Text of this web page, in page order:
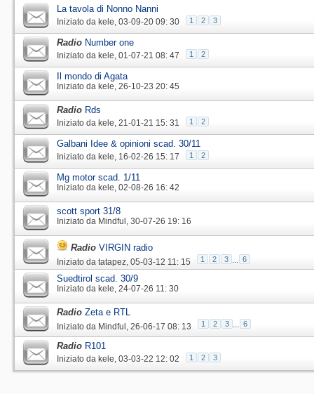
La tavola di Nonno Nanni
Iniziato da kele‎, 03-09-20 09: 30 1 2 3
Radio Number one
Iniziato da kele‎, 01-07-21 08: 47 1 2
Il mondo di Agata
Iniziato da kele‎, 26-10-23 20: 45
Radio Rds
Iniziato da kele‎, 21-01-21 15: 31 1 2
Galbani Idee & opinioni scad. 30/11
Iniziato da kele‎, 16-02-26 15: 17 1 2
Mg motor scad. 1/11
Iniziato da kele‎, 02-08-26 16: 42
scott sport 31/8
Iniziato da Mindful‎, 30-07-26 19: 16
Radio VIRGIN radio
Iniziato da tatapez‎, 05-03-12 11: 15 1 2 3 ... 6
Suedtirol scad. 30/9
Iniziato da kele‎, 24-07-26 11: 30
Radio Zeta e RTL
Iniziato da Mindful‎, 26-06-17 08: 13 1 2 3 ... 6
Radio R101
Iniziato da kele‎, 03-03-22 12: 02 1 2 3